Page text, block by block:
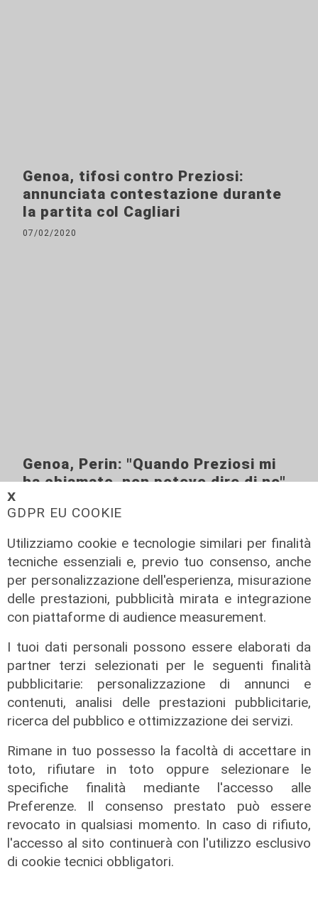
𝗫
GDPR EU COOKIE
Utilizziamo cookie e tecnologie similari per finalità
tecniche essenziali e, previo tuo consenso, anche
per personalizzazione dell'esperienza, misurazione
delle prestazioni, pubblicità mirata e integrazione
con piattaforme di audience measurement.
I tuoi dati personali possono essere elaborati da
partner terzi selezionati per le seguenti finalità
pubblicitarie: personalizzazione di annunci e
contenuti, analisi delle prestazioni pubblicitarie,
ricerca del pubblico e ottimizzazione dei servizi.
Rimane in tuo possesso la facoltà di accettare in
toto, rifiutare in toto oppure selezionare le
specifiche finalità mediante l'accesso alle
Preferenze. Il consenso prestato può essere
revocato in qualsiasi momento. In caso di rifiuto,
l'accesso al sito continuerà con l'utilizzo esclusivo
di cookie tecnici obbligatori.
Genoa, tifosi contro Preziosi:
annunciata contestazione durante
la partita col Cagliari
07/02/2020
Genoa, Perin: "Quando Preziosi mi
ha chiamato, non potevo dire di no"
Genoa, Marroccu a Telenord: "Un
mercato in accordo con mister
Nicola"
05/02/2020